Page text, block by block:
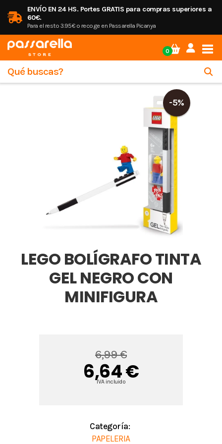
ENVÍO EN 24 HS. Portes GRATIS para compras superiores a
60€.
Para el resto 3.95€ o recoge en Passarella Picanya
0
-5%
LEGO BOLÍGRAFO TINTA
GEL NEGRO CON
MINIFIGURA
6,99 €
6,64 €
IVA incluido
Categoría:
PAPELERIA